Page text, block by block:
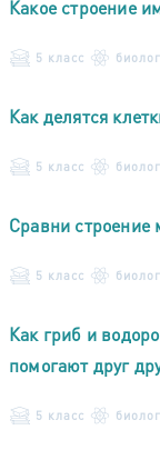
Какое строение
5 класс
Как делятся
5 класс
Сравни строение
5 класс
Как гриб и
помогают друг
5 класс